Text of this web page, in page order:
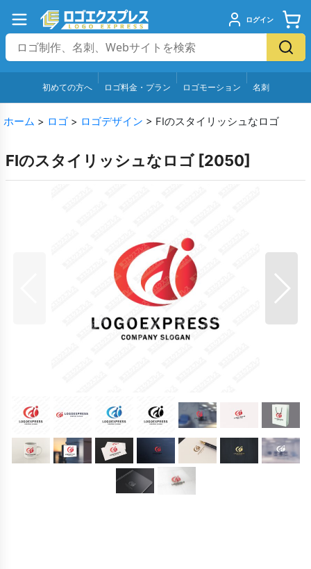
ログイン
初めての方へ ロゴ料金・プラン ロゴモーション 名刺
ホーム > ロゴ > ロゴデザイン > FIのスタイリッシュなロゴ
FIのスタイリッシュなロゴ [2050]